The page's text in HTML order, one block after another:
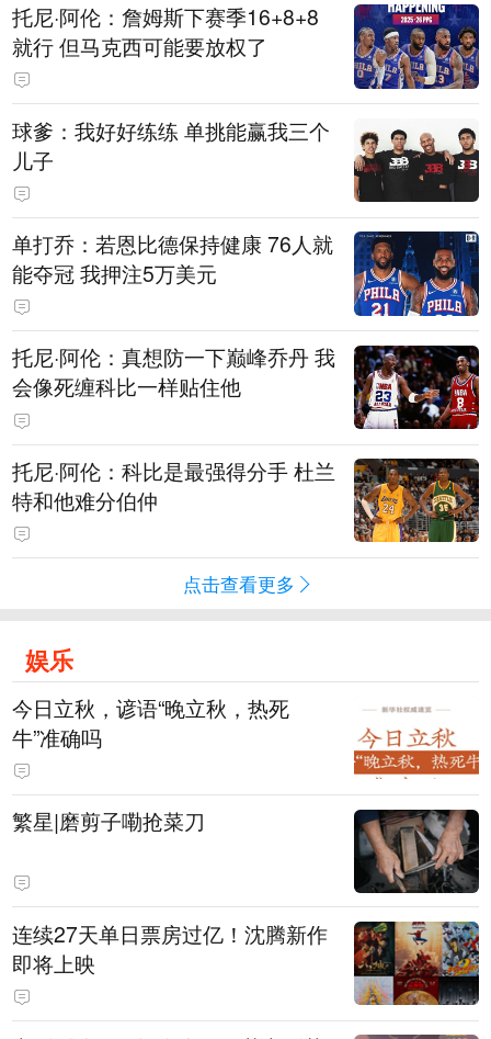
托尼·阿伦：詹姆斯下赛季16+8+8
就行 但马克西可能要放权了
球爹：我好好练练 单挑能赢我三个
儿子
单打乔：若恩比德保持健康 76人就
能夺冠 我押注5万美元
托尼·阿伦：真想防一下巅峰乔丹 我
会像死缠科比一样贴住他
托尼·阿伦：科比是最强得分手 杜兰
特和他难分伯仲
点击查看更多
娱乐
今日立秋，谚语“晚立秋，热死
牛”准确吗
繁星|磨剪子嘞抢菜刀
连续27天单日票房过亿！沈腾新作
即将上映